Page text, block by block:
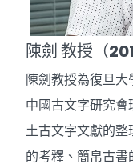
陳劍 教授（
陳劍教授為復旦大
中國古文字研究
土古文字文獻的
的考釋、簡帛古書